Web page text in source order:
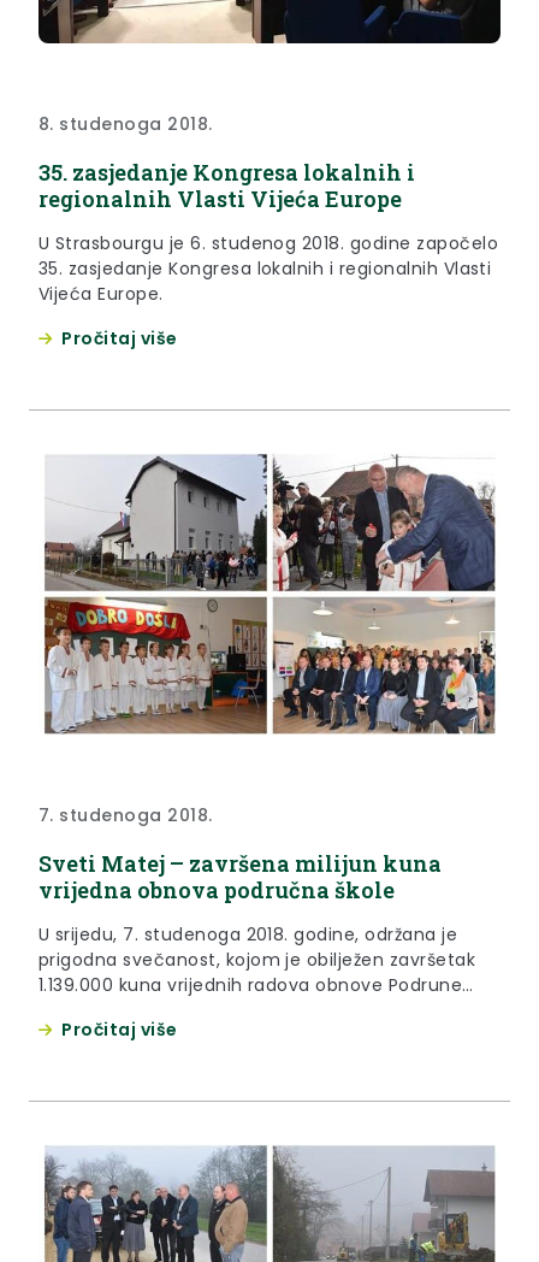
8. studenoga 2018.
35. zasjedanje Kongresa lokalnih i
regionalnih Vlasti Vijeća Europe
U Strasbourgu je 6. studenog 2018. godine započelo
35. zasjedanje Kongresa lokalnih i regionalnih Vlasti
Vijeća Europe.
Pročitaj više
7. studenoga 2018.
Sveti Matej – završena milijun kuna
vrijedna obnova područna škole
U srijedu, 7. studenoga 2018. godine, održana je
prigodna svečanost, kojom je obilježen završetak
1.139.000 kuna vrijednih radova obnove Podrune
Pročitaj više